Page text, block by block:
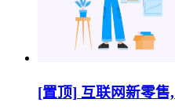
[置顶] 互联网新零